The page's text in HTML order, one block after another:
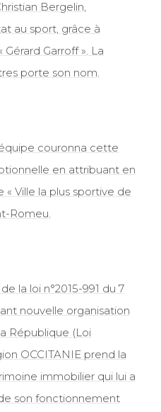
Bergelin,
au sport, grâce à
Gérard Garroff ». La
porte son nom.
couronna cette
en attribuant en
« Ville la plus sportive de
Romeu.
la loi n°2015-991 du 7
nouvelle organisation
République (Loi
OCCITANIE prend la
immobilier qui lui a
son fonctionnement